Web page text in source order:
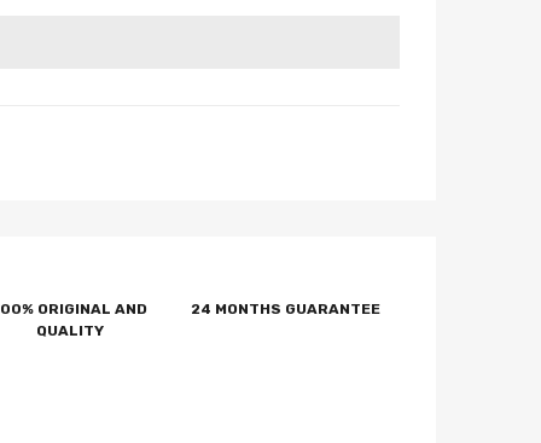
ORIGINAL AND
QUALITY
24 MONTHS GUARANTEE